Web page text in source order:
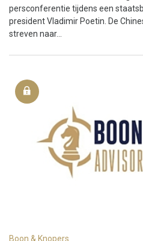
persconferentie tijdens een
president Vladimir Poetin. De
streven naar...
Boon & Knopers